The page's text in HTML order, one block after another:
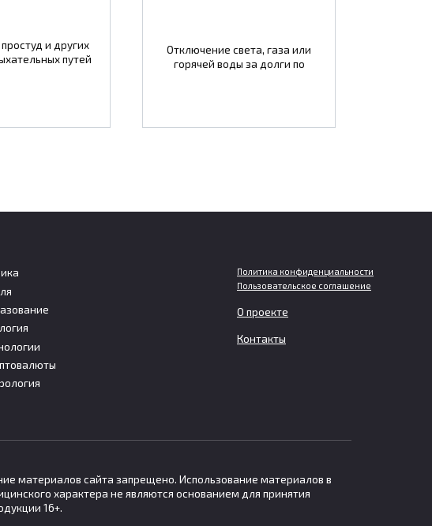
и других
путей
Отключение света, газа или
горячей воды за долги по
России
налоговые
в России
Египет надеется ускорить
помощью новых цифровых
Политика конфиденциальности
Пользовательское соглашение
О проекте
Контакты
материалов сайта запрещено. Использование материалов в
характера не являются основанием для принятия
16+.